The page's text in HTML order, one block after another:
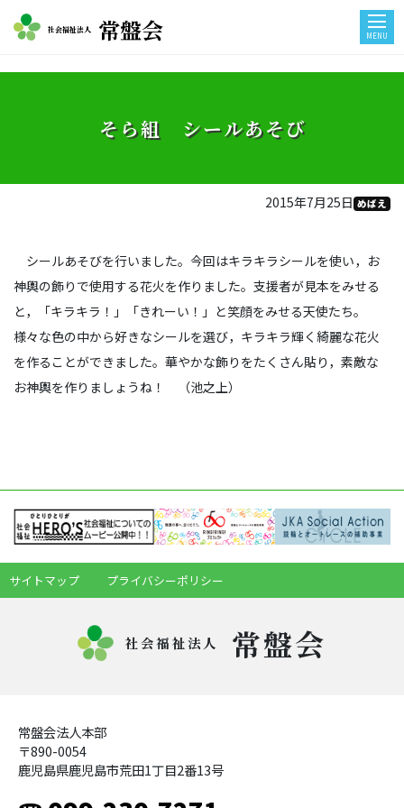
社会福祉法人 常盤会 MENU
そら組 シールあそび
2015年7月25日 めばえ
シールあそびを行いました。今回はキラキラシールを使い，お
神輿の飾りで使用する花火を作りました。支援者が見本をみせる
と，「キラキラ！」「きれーい！」と笑顔をみせる天使たち。
様々な色の中から好きなシールを選び，キラキラ輝く綺麗な花火
を作ることができました。華やかな飾りをたくさん貼り，素敵な
お神輿を作りましょうね！ （池之上）
サイトマップ プライバシーポリシー
社会福祉法人 常盤会
常盤会法人本部
〒890-0054
鹿児島県鹿児島市荒田1丁目2番13号